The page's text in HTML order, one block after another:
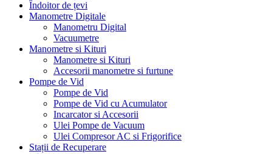
Îndoitor de țevi
Manometre Digitale
Manometru Digital
Vacuumetre
Manometre si Kituri
Manometre si Kituri
Accesorii manometre si furtune
Pompe de Vid
Pompe de Vid
Pompe de Vid cu Acumulator
Incarcator si Accesorii
Ulei Pompe de Vacuum
Ulei Compresor AC si Frigorifice
Stații de Recuperare